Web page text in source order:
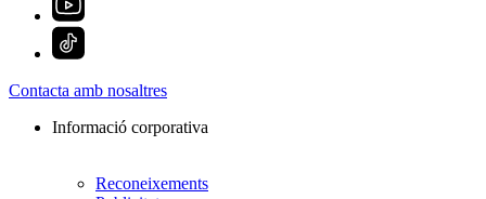
Contacta amb nosaltres
Informació corporativa
Reconeixements